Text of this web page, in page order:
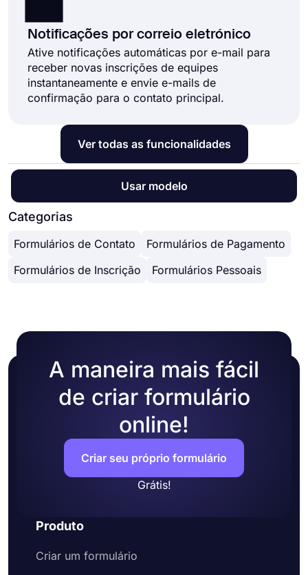
Notificações por correio eletrónico
Ative notificações automáticas por e-mail para
receber novas inscrições de equipes
instantaneamente e envie e-mails de
confirmação para o contato principal.
Ver todas as funcionalidades
Usar modelo
Categorias
Formulários de Contato
Formulários de Pagamento
Formulários de Inscrição
Formulários Pessoais
A maneira mais fácil
de criar formulário
online!
Criar seu próprio formulário
Grátis!
Produto
Criar um formulário